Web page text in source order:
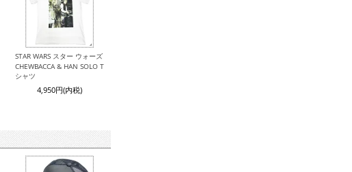
STAR WARS スター ウォーズ
CHEWBACCA & HAN SOLO T
シャツ
4,950円(内税)